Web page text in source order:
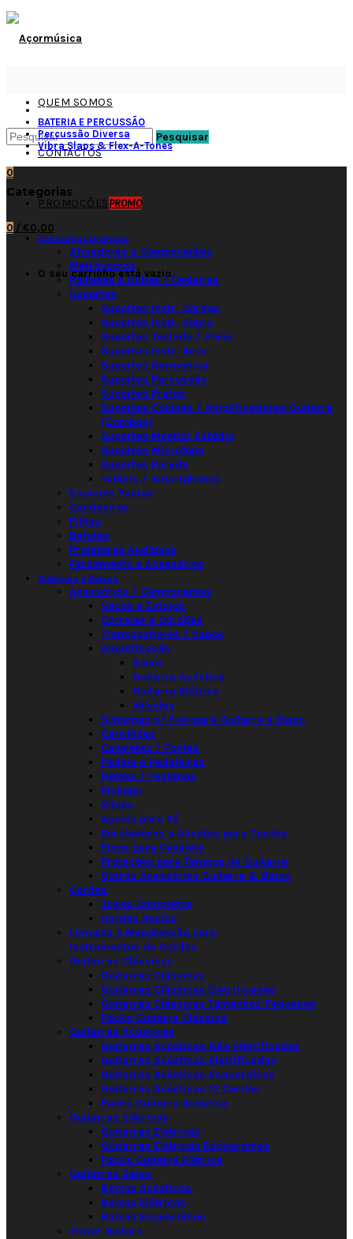
QUEM SOMOS
CONTACTOS
PROMOÇÕESPROMO
Pesquisar
0
0 / €0,00
O seu carrinho está vazio
BATERIA E PERCUSSÃO
Percussão Diversa
Vibra Slaps & Flex-A-Tones
Categorias
Acessórios Diversos
Afinadores e Componentes
Metrónomos
Palhetas e Unhas / Dedeiras
Suportes
Suportes Instr. Cordas
Suportes Instr. Sopro
Suportes Teclado / Piano
Suportes Instr. Arco
Suportes Harmónica
Suportes Percussão
Suportes Pratos
Suportes Colunas / Amplificadores Guitarra
(Combos)
Suportes Monitor Estúdio
Suportes Microfone
Suportes Parede
Tablets / Smartphones
Estantes Pautas
Candeeiros
Pilhas
Batutas
Protetores Auditivos
Fardamento e Acessórios
Guitarras e Baixos
Acessórios / Componentes
Sacos e Estojos
Correias e Cordões
Transpositores / Capos
Amplificação
Baixo
Guitarra Acústica
Guitarra Elétrica
Válvulas
Sistemas s/ Fios para Guitarra e Baixo
Carrilhões
Cavaletes / Pontes
Pedais e Pedaleiras
Pentes / Pestanas
Pickups
Slides
Apoios para Pé
Enroladores e Alicates para Cordas
Pinos para Cavalete
Proteções para Tampos de Guitarra
Outros Acessórios Guitarra & Baixo
Cordas
Jogos Completos
Cordas Avulso
Limpeza e Manutenção para
Instrumentos de Cordas
Guitarras Clássicas
Guitarras Clássicas
Guitarras Clássicas Eletrificadas
Guitarras Clássicas Tamanhos Pequenos
Packs Guitarra Clássica
Guitarras Acústicas
Guitarras Acústicas Não Eletrificadas
Guitarras Acústicas Eletrificadas
Guitarras Acústicas Esquerdinos
Guitarras Acústicas 12 Cordas
Packs Guitarra Acústica
Guitarras Elétricas
Guitarras Elétricas
Guitarras Elétricas Esquerdinos
Packs Guitarra Elétrica
Guitarras Baixo
Baixos Acústicos
Baixos Elétricos
Baixos Esquerdinos
Travel Guitars